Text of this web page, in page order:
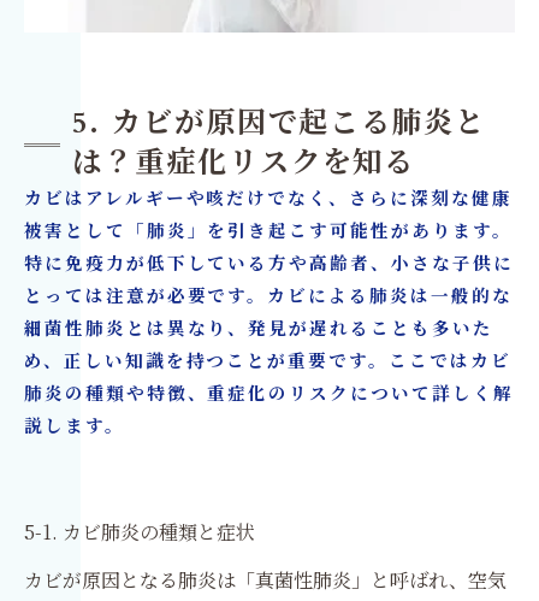
5. カビが原因で起こる肺炎と
は？重症化リスクを知る
カビはアレルギーや咳だけでなく、さらに深刻な健康
被害として「肺炎」を引き起こす可能性があります。
特に免疫力が低下している方や高齢者、小さな子供に
とっては注意が必要です。カビによる肺炎は一般的な
細菌性肺炎とは異なり、発見が遅れることも多いた
め、正しい知識を持つことが重要です。ここではカビ
肺炎の種類や特徴、重症化のリスクについて詳しく解
説します。
5-1. カビ肺炎の種類と症状
カビが原因となる肺炎は「真菌性肺炎」と呼ばれ、空気